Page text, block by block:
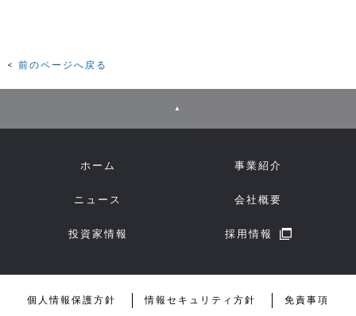
前のページへ戻る
▲
ホーム 事業紹介
ニュース 会社概要
投資家情報 採用情報
個人情報保護方針 情報セキュリティ方針 免責事項